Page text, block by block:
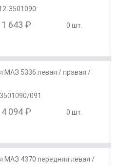
3501090
1 643 ₽ 0 шт.
МАЗ 5336 левая / правая /
091
4 094 ₽ 0 шт.
МАЗ 4370 передняя левая /